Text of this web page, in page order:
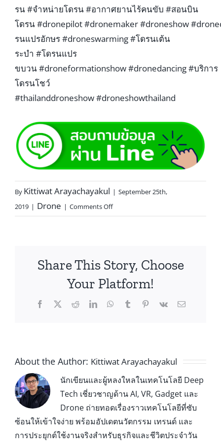
รน#จำหน่ายโดรน#อากาศยานไร้คนขับ #สอนบิน
โดรน#dronepilot#dronemaker#droneshow#
รนแปรอักษร#droneswarming#โดรนเต้น
ระบำ #โดรนแปร
ขบวน#droneformationshow#dronedancing#บริการ
โดรนโชว์
#thailanddroneshow#droneshowthailand
By Kittiwat Arayachayakul | September 25th,
2019 | Drone | Comments Off
Share This Story, Choose
Your Platform!
About the Author: Kittiwat Arayachayakul
นักเขียนและผู้หลงใหลในเทคโนโลยี Deep
Tech เชี่ยวชาญด้าน AI, VR, Gadget และ
Drone ถ่ายทอดเรื่องราวเทคโนโลยีที่ซับ
ซ้อนให้เข้าใจง่าย พร้อมอัปเดตนวัตกรรม เทรนด์ และ
การประยุกต์ใช้งานจริงสำหรับธุรกิจและชีวิตประจำวัน